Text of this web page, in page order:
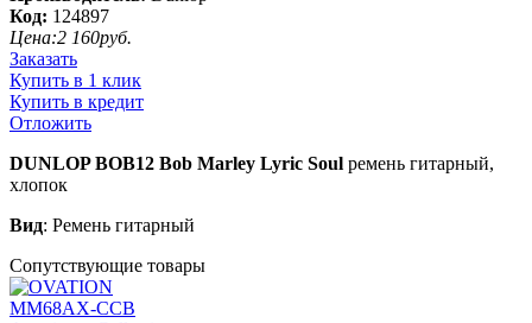
Код: 124897
Цена:2 160руб.
Заказать
Купить в 1 клик
Купить в кредит
Отложить
DUNLOP BOB12 Bob Marley Lyric Soul ремень гитарный,
хлопок
Вид: Ремень гитарный
Сопутствующие товары